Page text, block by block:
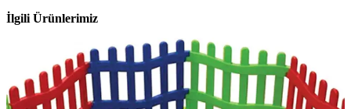
İlgili Ürünlerimiz